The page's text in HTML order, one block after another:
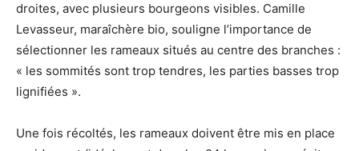
droites, avec plusieurs bourgeons visibles. Camille
Levasseur, maraîchère bio, souligne l’importance de
sélectionner les rameaux situés au centre des branches :
« les sommités sont trop tendres, les parties basses trop
lignifiées ».
Une fois récoltés, les rameaux doivent être mis en place